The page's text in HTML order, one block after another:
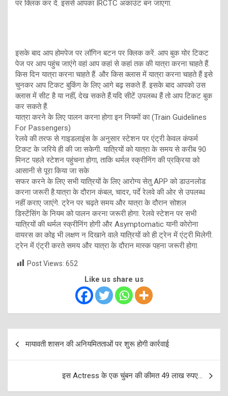
पर क्लिक कर दें. इससे आपका IRCTC अकाउंट बन जाएगा.
इसके बाद आप होमपेज पर लॉगिन बटन पर क्लिक करें. आप बुक योर टिकट
पेज पर आप पहुंच जाएंगे वहां आप कहां से कहां तक की यात्रा करना चाहते हैं.
किस दिन यात्रा करना चाहते हैं. और किस क्लास में यात्रा करना चाहते हैं इसे
चुनकर आप टिकट बुकिंग के लिए आगे बढ़ सकते हैं. इसके बाद आपको उस
क्लास में सीट है या नहीं, देख सकते हैं.यदि सीटें उपलब्ध हैं तो आप टिकट बुक
कर सकते हैं.
यात्रा करने के लिए पालन करना होगा इन नियमों का (Train Guidelines
For Passengers)
रेलवे की तरफ से गाइडलाइंस के अनुसार स्‍टेशन पर एंट्री केवल कंफर्म
टिकट के जरिये ही की जा सकेगी. यात्रियों को यात्रा के समय से करीब 90
मिनट पहले स्‍टेशन पहुंचना होगा, ताकि थर्मल स्‍क्रीनिंग की प्रक्रिया को
आसानी से पूरा किया जा सके
सफर करने के लिए सभी यात्रियों के लिए आरोग्‍य सेतु APP को डाउनलोड
करना जरूरी है.यात्रा के दौरान कंबल, चादर, पर्दे रेलवे की ओर से उपलब्‍ध
नहीं कराए जाएंगे. ट्रेन पर चढ़ते समय और यात्रा के दौरान सोशल
डिस्‍टेंसिंग के नियम को पालन करना जरूरी होगा. रेलवे स्‍टेशन पर सभी
यात्रियों की थर्मल स्‍क्रीनिंग होगी और Asymptomatic यानी कोरोना
वायरस का कोइ भी लक्षण न दिखाने वाले यात्रियों को ही ट्रेन में एंट्री मिलेगी.
ट्रेन में एंट्री करते समय और यात्रा के दौरान मास्‍क पहना जरूरी होगा.
Post Views: 652
Like us share us
मायावती शासन की अनियमितताओं पर शुरू होगी कार्रवाई
इस Actress के एक चुंबन की कीमत 49 लाख रुपए…